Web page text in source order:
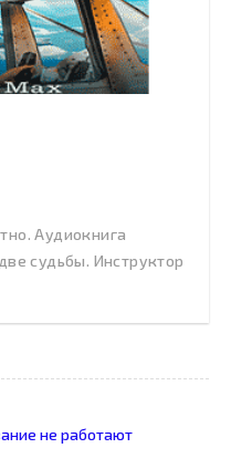
Аудиокнига
судьбы. Инструктор
не работают